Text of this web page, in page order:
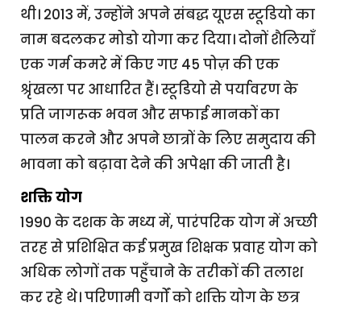
थी। 2013 में, उन्होंने अपने संबद्ध यूएस स्टूडियो का
नाम बदलकर मोडो योगा कर दिया। दोनों शैलियाँ
एक गर्म कमरे में किए गए 45 पोज़ की एक
श्रृंखला पर आधारित हैं। स्टूडियो से पर्यावरण के
प्रति जागरूक भवन और सफाई मानकों का
पालन करने और अपने छात्रों के लिए समुदाय की
भावना को बढ़ावा देने की अपेक्षा की जाती है।
शक्ति योग
1990 के दशक के मध्य में, पारंपरिक योग में अच्छी
तरह से प्रशिक्षित कई प्रमुख शिक्षक प्रवाह योग को
अधिक लोगों तक पहुँचाने के तरीकों की तलाश
कर रहे थे। परिणामी वर्गों को शक्ति योग के छत्र